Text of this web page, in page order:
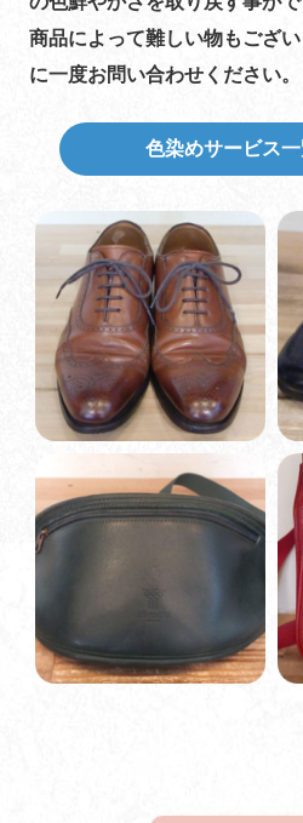
商品によって難しい物もござ
に一度お問い合わせください。
色染めサービス